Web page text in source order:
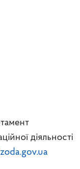
діяльності